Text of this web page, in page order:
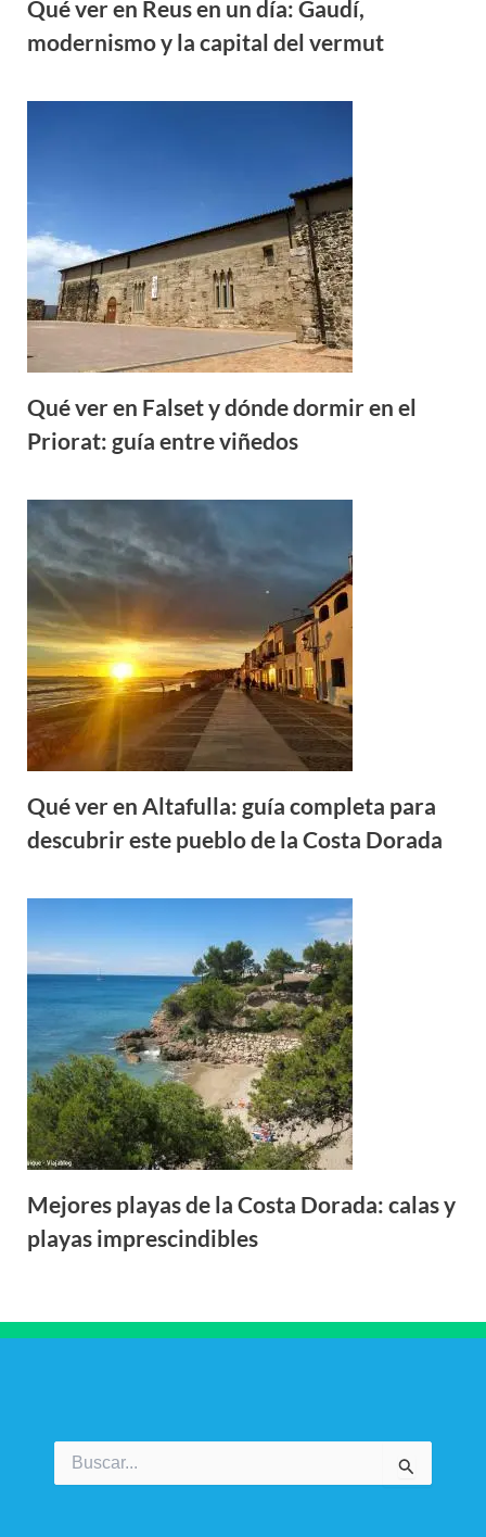
Qué ver en Reus en un día: Gaudí,
modernismo y la capital del vermut
Qué ver en Falset y dónde dormir en el
Priorat: guía entre viñedos
Qué ver en Altafulla: guía completa para
descubrir este pueblo de la Costa Dorada
Mejores playas de la Costa Dorada: calas y
playas imprescindibles
por: